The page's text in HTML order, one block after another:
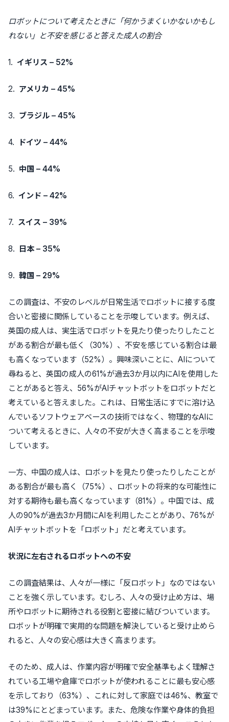
ロボットについて考えたときに「何かうまくいかないかもし
れない」と不安を感じると答えた成人の割合
1. イギリス – 52%
2. アメリカ – 45%
3. ブラジル – 45%
4. ドイツ – 44%
5. 中国 – 44%
6. インド – 42%
7. スイス – 39%
8. 日本 – 35%
9. 韓国 – 29%
この調査は、不安のレベルが日常生活でロボットに接する度
合いと密接に関係していることを示唆しています。例えば、
英国の成人は、実生活でロボットを見たり使ったりしたこと
がある割合が最も低く（30%）、不安を感じている割合は最
も高くなっています（52%）。興味深いことに、AIについて
尋ねると、英国の成人の61%が過去3か月以内にAIを使用した
ことがあると答え、56%がAIチャットボットをロボットだと
考えていると答えました。これは、日常生活にすでに溶け込
んでいるソフトウェアベースの技術ではなく、物理的なAIに
ついて考えるときに、人々の不安が大きく高まることを示唆
しています。
一方、中国の成人は、ロボットを見たり使ったりしたことが
ある割合が最も高く（75%）、ロボットの将来的な可能性に
対する期待も最も高くなっています（81%）。中国では、成
人の90%が過去3か月間にAIを利用したことがあり、76%が
AIチャットボットを「ロボット」だと考えています。
状況に左右されるロボットへの不安
この調査結果は、人々が一様に「反ロボット」なのではない
ことを強く示しています。むしろ、人々の受け止め方は、場
所やロボットに期待される役割と密接に結びついています。
ロボットが明確で実用的な問題を解決していると受け止めら
れると、人々の安心感は大きく高まります。
そのため、成人は、作業内容が明確で安全基準もよく理解さ
れている工場や倉庫でロボットが使われることに最も安心感
を示しており（63%）、これに対して家庭では46%、教室で
は39%にとどまっています。また、危険な作業や身体的負担